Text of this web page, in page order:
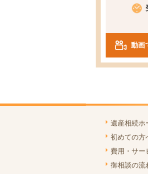
動画
遺産相続ホ
初めての方
費用・サー
御相談の流